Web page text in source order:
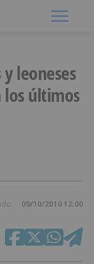
leoneses
últimos
09/10/2016 12:00